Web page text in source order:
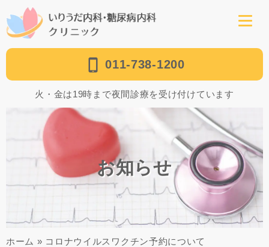
011-738-1200
火・金は19時まで夜間診療を受け付けています
お知らせ
ホーム » コロナウイルスワクチン予約について